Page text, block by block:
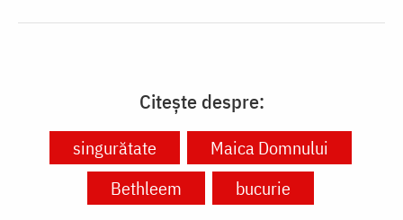
Citește despre:
singurătate
Maica Domnului
Bethleem
bucurie